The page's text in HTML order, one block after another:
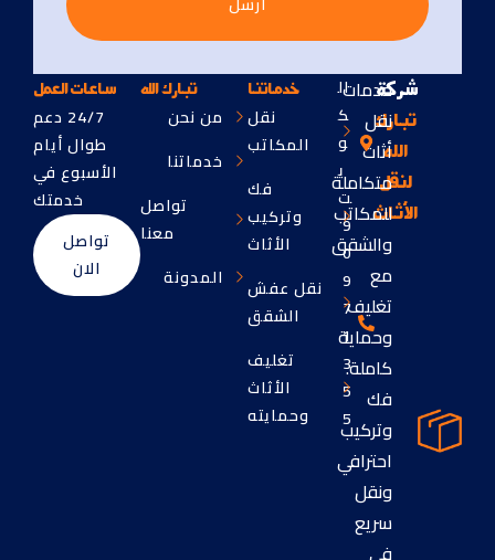
شركة
تبارك
الله
لنقل
الأثاث
خدمات
نقل
أثاث
متكاملة
للمكاتب
والشقق
مع
تغليف
وحماية
كاملة.
فك
وتركيب
احترافي
ونقل
سريع
ال
ك
و
ي
ت
9
0
9
7
1
3
5
5
خدماتنا
نقل
المكاتب
فك
وتركيب
الأثاث
نقل عفش
الشقق
تغليف
الأثاث
وحمايته
تبارك الله
من نحن
خدماتنا
تواصل
معنا
المدونة
ساعات العمل
24/7 دعم
طوال أيام
الأسبوع في
خدمتك
تواصل
الان